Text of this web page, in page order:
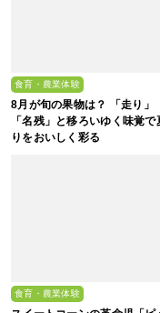
食育・農業体験
8月が旬の果物は？ 「走り」
「名残」と移ろいゆく味覚で
りをおいしく彩る
食育・農業体験